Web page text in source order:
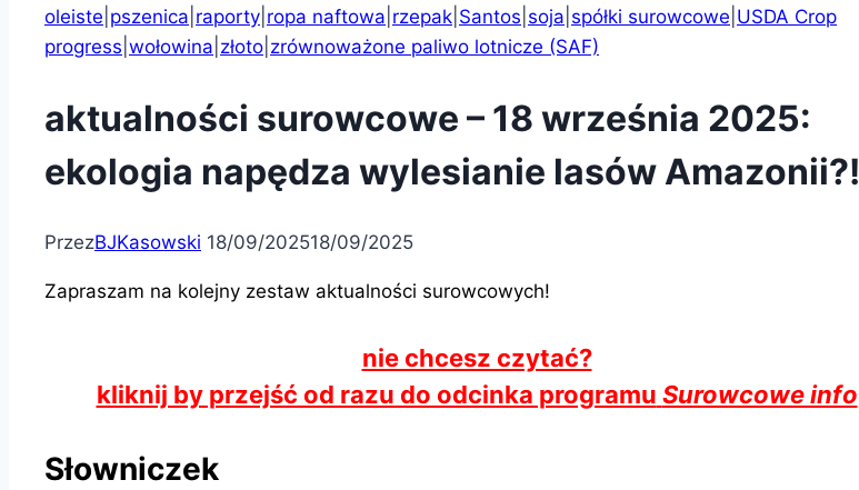
oleiste pszenica raporty ropa naftowa rzepak Santos soja spółki surowcowe USDA Crop
progress wołowina złoto zrównoważone paliwo lotnicze (SAF)
aktualności surowcowe – 18 września 2025:
ekologia napędza wylesianie lasów Amazonii?!
PrzezBJKasowski 18/09/202518/09/2025
Zapraszam na kolejny zestaw aktualności surowcowych!
nie chcesz czytać?
kliknij by przejść od razu do odcinka programu Surowcowe info
Słowniczek